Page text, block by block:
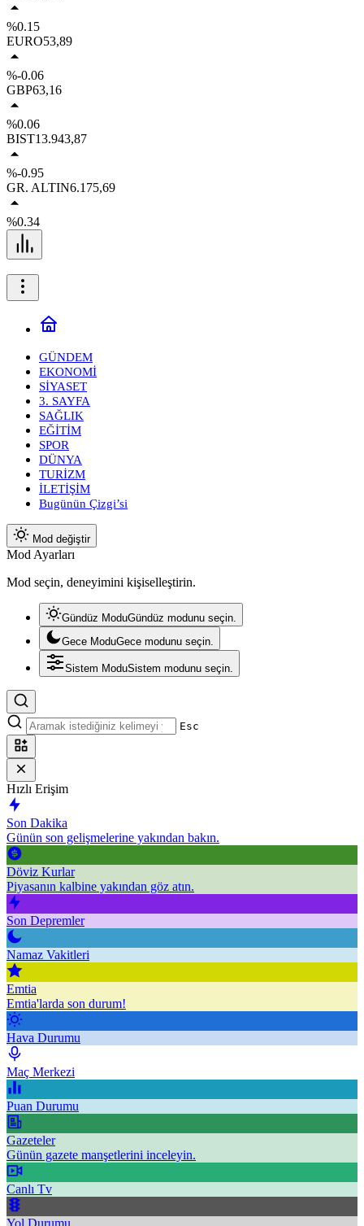
%0.15
EURO53,89
%-0.06
GBP63,16
%0.06
BIST13.943,87
%-0.95
GR. ALTIN6.175,69
%0.34
GÜNDEM
EKONOMİ
SİYASET
3. SAYFA
SAĞLIK
EĞİTİM
SPOR
DÜNYA
TURİZM
İLETİŞİM
Bugünün Çizgi’si
Mod değiştir
Mod Ayarları
Mod seçin, deneyimini kişiselleştirin.
Gündüz ModuGündüz modunu seçin.
Gece ModuGece modunu seçin.
Sistem ModuSistem modunu seçin.
Esc
Hızlı Erişim
Son Dakika
Günün son gelişmelerine yakından bakın.
Döviz Kurlar
Piyasanın kalbine yakından göz atın.
Son Depremler
Namaz Vakitleri
Emtia
Emtia'larda son durum!
Hava Durumu
Maç Merkezi
Puan Durumu
Gazeteler
Günün gazete manşetlerini inceleyin.
Canlı Tv
Yol Durumu